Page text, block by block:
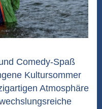
Comedy-Spaß
Kultursommer
Atmosphäre